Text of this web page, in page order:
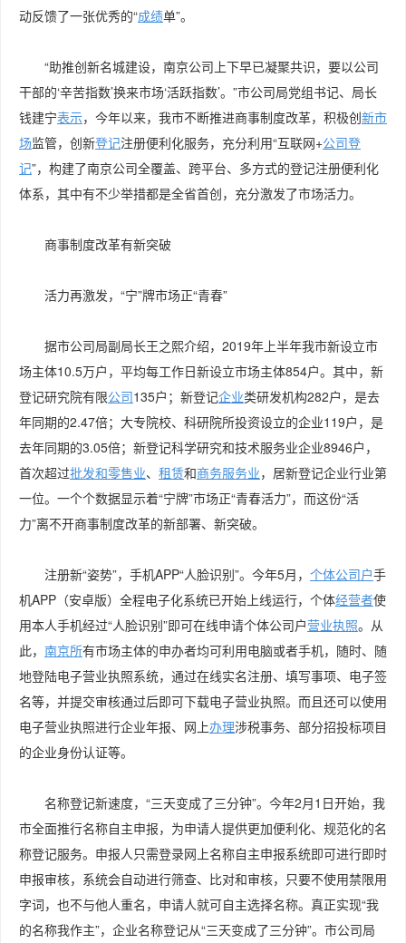
动反馈了一张优秀的“成绩单”。
“助推创新名城建设，南京公司上下早已凝聚共识，要以公司
干部的‘辛苦指数’换来市场‘活跃指数’。”市公司局党组书记、局长
钱建宁表示，今年以来，我市不断推进商事制度改革，积极创新市
场监管，创新登记注册便利化服务，充分利用“互联网+公司登
记”，构建了南京公司全覆盖、跨平台、多方式的登记注册便利化
体系，其中有不少举措都是全省首创，充分激发了市场活力。
商事制度改革有新突破
活力再激发，“宁”牌市场正“青春”
据市公司局副局长王之熙介绍，2019年上半年我市新设立市
场主体10.5万户，平均每工作日新设立市场主体854户。其中，新
登记研究院有限公司135户；新登记企业类研发机构282户，是去
年同期的2.47倍；大专院校、科研院所投资设立的企业119户，是
去年同期的3.05倍；新登记科学研究和技术服务业企业8946户，
首次超过批发和零售业、 租赁和商务服务业，居新登记企业行业第
一位。一个个数据显示着“宁牌”市场正“青春活力”，而这份“活
力”离不开商事制度改革的新部署、新突破。
注册新“姿势”，手机APP“人脸识别”。今年5月， 个体公司户手
机APP（安卓版）全程电子化系统已开始上线运行，个体经营者使
用本人手机经过“人脸识别”即可在线申请个体公司户营业执照。从
此， 南京所有市场主体的申办者均可利用电脑或者手机，随时、随
地登陆电子营业执照系统，通过在线实名注册、填写事项、电子签
名等，并提交审核通过后即可下载电子营业执照。而且还可以使用
电子营业执照进行企业年报、网上办理涉税事务、部分招投标项目
的企业身份认证等。
名称登记新速度，“三天变成了三分钟”。今年2月1日开始，我
市全面推行名称自主申报，为申请人提供更加便利化、规范化的名
称登记服务。申报人只需登录网上名称自主申报系统即可进行即时
申报审核，系统会自动进行筛查、比对和审核，只要不使用禁限用
字词，也不与他人重名，申请人就可自主选择名称。真正实现“我
的名称我作主”，企业名称登记从“三天变成了三分钟”。市公司局